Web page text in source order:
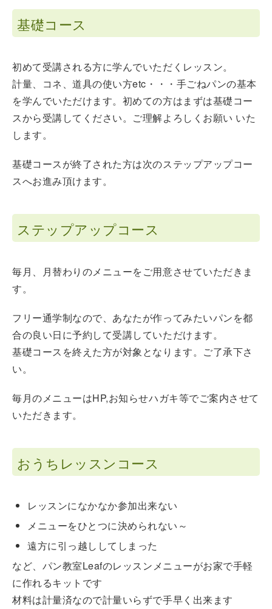
基礎コース
初めて受講される方に学んでいただくレッスン。
計量、コネ、道具の使い方etc・・・手ごねパンの基本
を学んでいただけます。初めての方はまずは基礎コー
スから受講してください。ご理解よろしくお願い いた
します。
基礎コースが終了された方は次のステップアップコー
スへお進み頂けます。
ステップアップコース
毎月、月替わりのメニューをご用意させていただきま
す。
フリー通学制なので、あなたが作ってみたいパンを都
合の良い日に予約して受講していただけます。
基礎コースを終えた方が対象となります。ご了承下さ
い。
毎月のメニューはHP,お知らせハガキ等でご案内させて
いただきます。
おうちレッスンコース
レッスンになかなか参加出来ない
メニューをひとつに決められない～
遠方に引っ越ししてしまった
など、パン教室Leafのレッスンメニューがお家で手軽
に作れるキットです
材料は計量済なので計量いらずで手早く出来ます